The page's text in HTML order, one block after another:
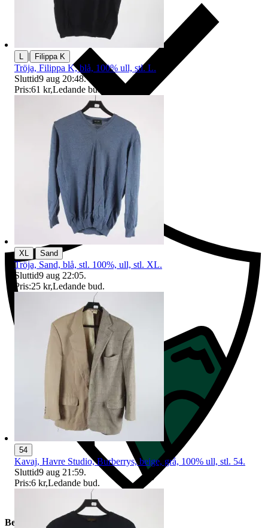
Ersättning om du inte får din vara
Beskrivning
| Filippa K
Tröja, Filippa K, blå, 100% ull, stl. L.
Sluttid9 aug 20:48.
Pris:61 kr,Ledande bud
XL Sand
Tröja, Sand, blå, stl. 100%, ull, stl. XL.
Sluttid9 aug 22:05.
Pris:25 kr,Ledande bud.
54
Kavaj, Havre Studio, Burberrys, beige, grå, 100% ull, stl. 54.
Sluttid9 aug 21:59.
Pris:6 kr,Ledande bud.